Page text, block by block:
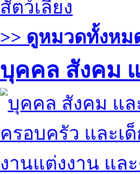
สัตว์เลี้ยง
>> ดูหมวดทั้งหม
บุคคล สังคม
ครอบครัว และเด็
งานแต่งงาน แล